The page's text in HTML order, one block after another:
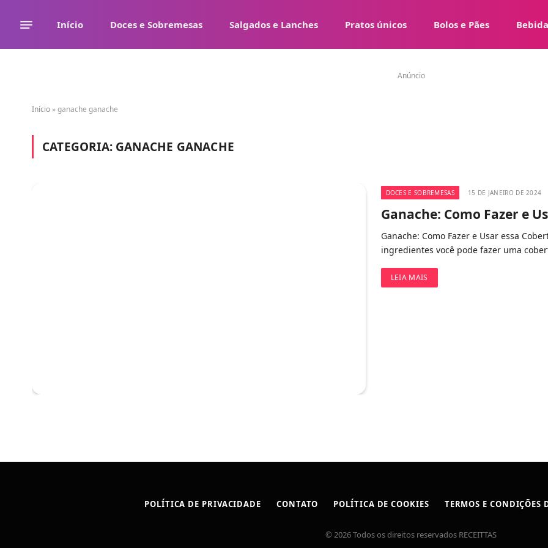
Início Doces e Sobremesas Salgados e Lanches Pratos únicos Bolos e Pães
Anúncio
Início »ganache ganache
CATEGORIA: GANACHE GANACHE
DOCES E SOBREMESAS 15 DE JANEIRO DE 2024
Ganache: Como Fazer e
Ganache: Como Fazer e Usar essa
ingredientes você pode fazer uma
LEIA MAIS
POLÍTICA DE PRIVACIDADE CONTATO POLÍTICA DE COOKIES TERMOS E CONDIÇÕES
© 2026 Todos os direitos reservados RECEITTAS